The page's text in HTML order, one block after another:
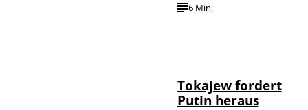
6 Min.
Tokajew fordert
Putin heraus